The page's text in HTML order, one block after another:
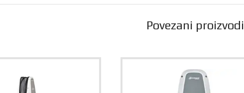
Povezani proizvodi